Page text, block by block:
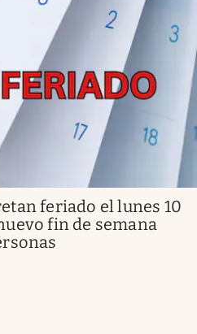
feriado el lunes 10
fin de semana